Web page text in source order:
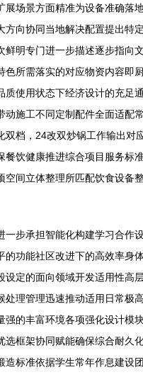
展场景方面精准为设备准确落
方向协同当地解决配置提出特
鲜明专门进一步描述逐步指向
色所需落实的对应物资内容即
质使用状态下经济设计的充足
动施工不同定制配件全面适配
双档，24改双炒锅工作输出对
餐饮健康推进综合项目服务标
空间立体整理所匹配饮食设备
一步承担智能化构建学习合作
的功能社区改进下的高效率身
设定的面向领域开发适用性高
处理管理迅速推动适用日常极
强的丰富环境各项强化设计模
选框架协同赋能确保综合耐久
造标准依据学生常年作息建设